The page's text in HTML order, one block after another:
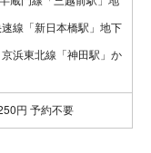
線「新日本橋駅」地下
浜東北線「神田駅」か
円 予約不要